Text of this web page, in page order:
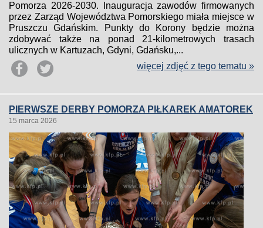
Pomorza 2026-2030. Inauguracja zawodów firmowanych
przez Zarząd Województwa Pomorskiego miała miejsce w
Pruszczu Gdańskim. Punkty do Korony będzie można
zdobywać także na ponad 21-kilometrowych trasach
ulicznych w Kartuzach, Gdyni, Gdańsku,...
więcej zdjęć z tego tematu »
PIERWSZE DERBY POMORZA PIŁKAREK AMATOREK
15 marca 2026